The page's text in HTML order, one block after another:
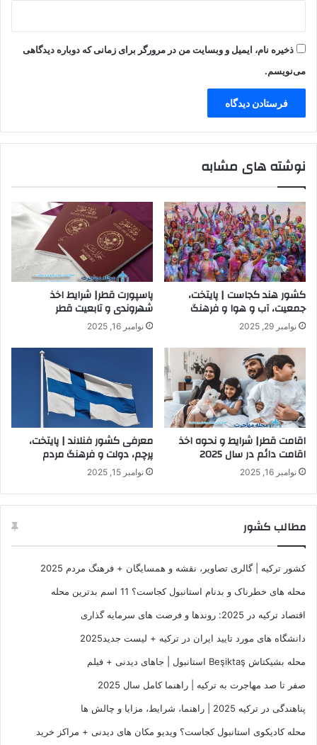
ذخیره نام، ایمیل و وبسایت من در مرورگر برای زمانی که دوباره دیدگاهی
می‌نویسم.
نوشته های مشابه
کشور هند کجاست | پایتخت،
جمعیت، آب و هوا و فرهنگ
نوامبر 29, 2025
پاسپورت قطر| شرایط اخذ
شهروندی و تابعیت قطر
نوامبر 16, 2025
اقامت قطر| شرایط و نحوه اخذ
اقامت دائم در سال 2025
نوامبر 16, 2025
معرفی کشور فنلاند | پایتخت،
پرچم، دولت و فرهنگ مردم
نوامبر 15, 2025
مطالب کشور
کشور ترکیه | گالری تصاویر، نقشه و همسایگان + فرهنگ مردم 2025
محله های خطرناک و بدنام استانبول کجاست؟ 11 اسم بدترین محله
اقتصاد ترکیه در 2025: روندها و فرصت‌ های سرمایه‌ گذاری
دانشگاه های مورد تایید ایران در ترکیه + لیست جدید2025
محله بشیکتاش Beşiktaş استانبول | جاهای دیدنی + فیلم
صفر تا صد مهاجرت به ترکیه | راهنما کامل سال 2025
پناهندگی در ترکیه 2025 | راهنما، شرایط، مزایا و چالش ها
محله کادیکوی استانبول کجاست؟ ویدیو مکان های دیدنی + مراکز خرید